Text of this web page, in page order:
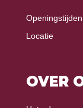
Openingstijden
Locatie
OVER